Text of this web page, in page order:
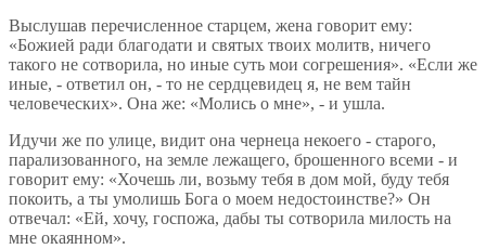
Выслушав перечисленное старцем, жена говорит ему:
«Божией ради благодати и святых твоих молитв, ничего
такого не сотворила, но иные суть мои согрешения». «Если же
иные, - ответил он, - то не сердцевидец я, не вем тайн
человеческих». Она же: «Молись о мне», - и ушла.
Идучи же по улице, видит она чернеца некоего - старого,
парализованного, на земле лежащего, брошенного всеми - и
говорит ему: «Хочешь ли, возьму тебя в дом мой, буду тебя
покоить, а ты умолишь Бога о моем недостоинстве?» Он
отвечал: «Ей, хочу, госпожа, дабы ты сотворила милость на
мне окаянном».